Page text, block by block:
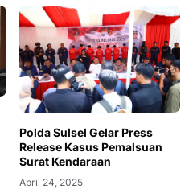
Polda Sulsel Gelar Press
Release Kasus Pemalsuan
Surat Kendaraan
April 24, 2025